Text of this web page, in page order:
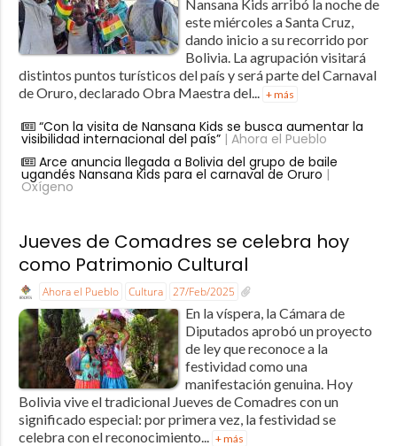
Nansana Kids arribó la noche de
este miércoles a Santa Cruz,
dando inicio a su recorrido por
Bolivia. La agrupación visitará
distintos puntos turísticos del país y será parte del Carnaval
de Oruro, declarado Obra Maestra del...
+ más
“Con la visita de Nansana Kids se busca aumentar la
visibilidad internacional del país”| Ahora el Pueblo
Arce anuncia llegada a Bolivia del grupo de baile
ugandés Nansana Kids para el carnaval de Oruro |
Oxígeno
Jueves de Comadres se celebra hoy
como Patrimonio Cultural
Ahora el Pueblo Cultura 27/Feb/2025
En la víspera, la Cámara de
Diputados aprobó un proyecto
de ley que reconoce a la
festividad como una
manifestación genuina. Hoy
Bolivia vive el tradicional Jueves de Comadres con un
significado especial: por primera vez, la festividad se
celebra con el reconocimiento...
+ más